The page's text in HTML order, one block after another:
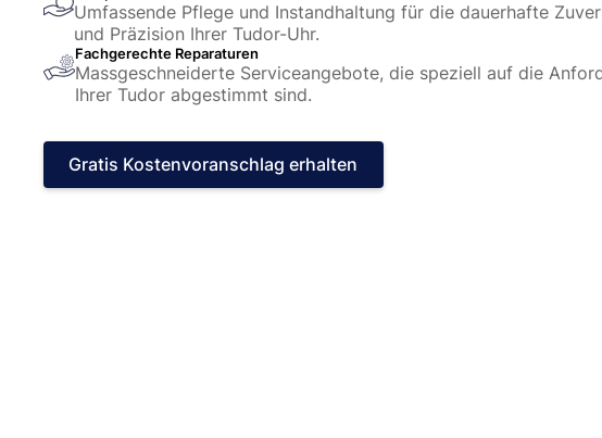
Umfassende Pflege und Instandhaltung für die dauerhafte
und Präzision Ihrer Tudor-Uhr.
Fachgerechte Reparaturen
Massgeschneiderte Serviceangebote, die speziell auf die
Ihrer Tudor abgestimmt sind.
Gratis Kostenvoranschlag erhalten